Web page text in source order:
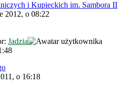
i Kupieckich im. Sambora II
2012, o 08:22
Jadzia
o 16:18